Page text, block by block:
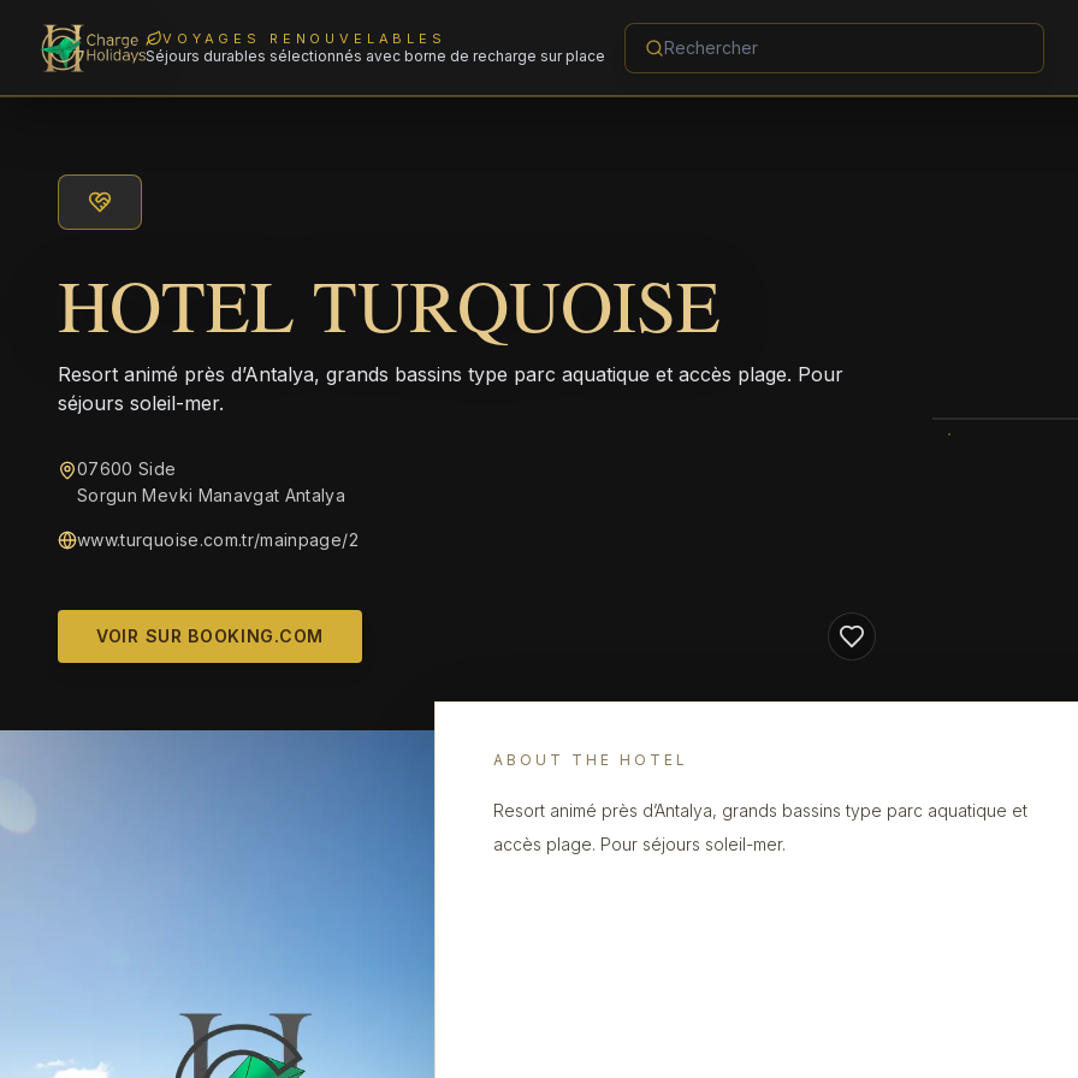
VOYAGES RENOUVELABLES
Séjours durables sélectionnés avec borne de recharge sur place
HOTEL TURQUOISE
Resort animé près d’Antalya, grands bassins type parc aquatique et accès plage. Pour
séjours soleil-mer.
07600 Side
Sorgun Mevki Manavgat Antalya
www.turquoise.com.tr/mainpage/2
VOIR SUR BOOKING.COM
ABOUT THE HOTEL
Resort animé près d’Antalya, grands bassins type parc aquatique et
accès plage. Pour séjours soleil-mer.